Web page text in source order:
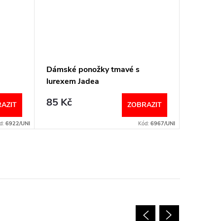
6922/UNI
Dámské ponožky tmavé s
lurexem Jadea
85 Kč ZOBRAZIT
Kód: 6967/UNI